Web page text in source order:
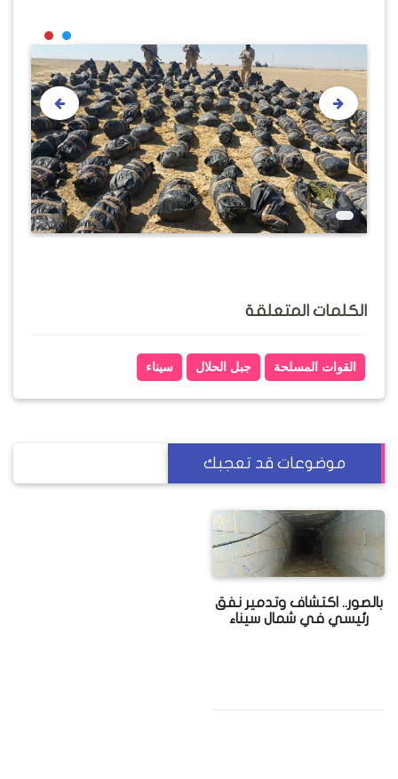
الكلمات المتعلقة
القوات المسلحة جبل الحلال سيناء
موضوعات قد تعجبك
بالصور.. اكتشاف وتدمير نفق
رئيسي في شمال سيناء